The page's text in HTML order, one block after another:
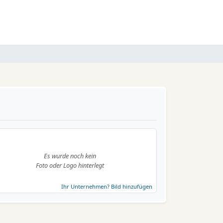
Es wurde noch kein
Foto oder Logo hinterlegt
Ihr Unternehmen? Bild hinzufügen